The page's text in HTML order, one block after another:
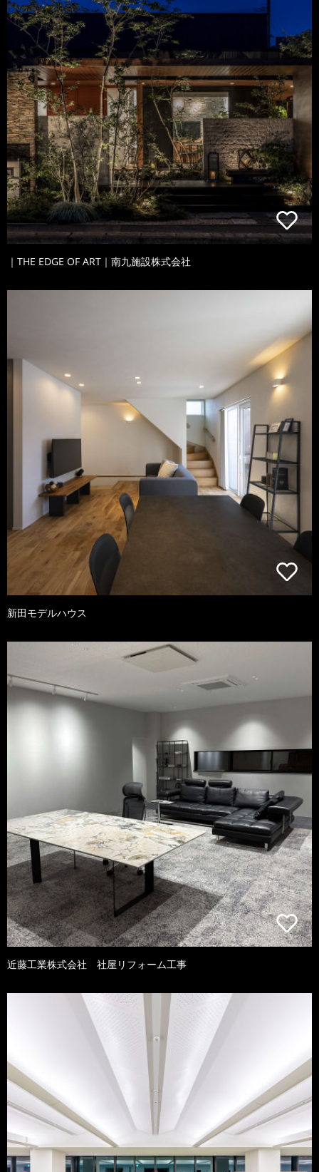
｜THE EDGE OF ART｜南九施設株式会社
新田モデルハウス
近藤工業株式会社 社屋リフォーム工事